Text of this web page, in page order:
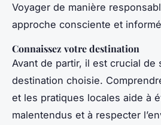
Voyager de manière
approche consciente et
Connaissez votre destination
Avant de partir, il est crucial de
destination choisie.
et les pratiques locales aide à
malentendus et à respecter